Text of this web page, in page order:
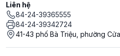
Liên hệ
84-24-39365555
84-24-39342724
41-43 phố Bà Triệu, phường